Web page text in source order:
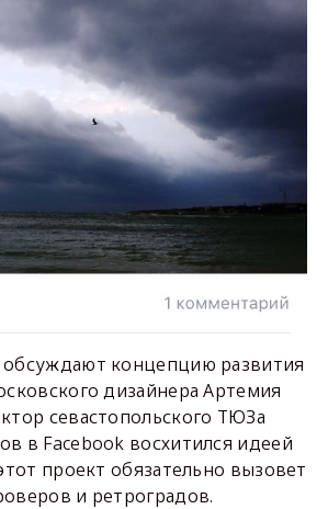
концепцию развития
дизайнера Артемия
севастопольского ТЮЗа
в Facebook восхитился идеей
проект обязательно вызовет
и ретроградов.